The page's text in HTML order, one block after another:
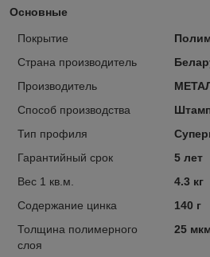
Основные
Покрытие
Страна производитель
Производитель
Способ производства
Тип профиля
Гарантийный срок
5 лет
Вес 1 кв.м.
4.3 кг
Содержание цинка
140 г
Толщина полимерного
слоя
25